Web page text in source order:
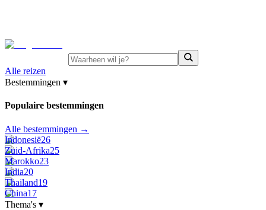
Alle reizen
Bestemmingen ▾
Populaire bestemmingen
Alle bestemmingen →
Indonesië26
Zuid-Afrika25
Marokko23
India20
Thailand19
China17
Thema's ▾